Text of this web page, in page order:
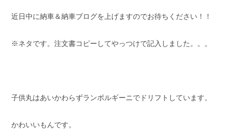
近日中に納車＆納車ブログを上げますのでお待ちください！！
※ネタです。注文書コピーしてやっつけで記入しました。。。
子供丸はあいかわらずランボルギーニでドリフトしています。
かわいいもんです。